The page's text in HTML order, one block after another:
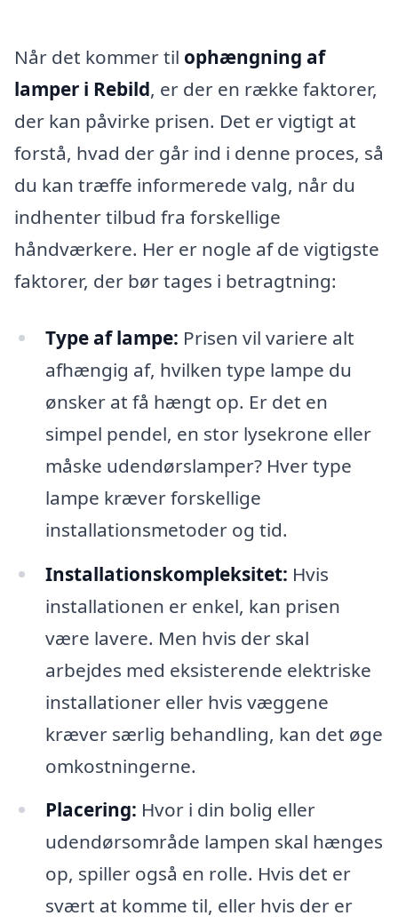
Når det kommer til ophængning af
lamper i Rebild, er der en række faktorer,
der kan påvirke prisen. Det er vigtigt at
forstå, hvad der går ind i denne proces, så
du kan træffe informerede valg, når du
indhenter tilbud fra forskellige
håndværkere. Her er nogle af de vigtigste
faktorer, der bør tages i betragtning:
Type af lampe: Prisen vil variere alt
afhængig af, hvilken type lampe du
ønsker at få hængt op. Er det en
simpel pendel, en stor lysekrone eller
måske udendørslamper? Hver type
lampe kræver forskellige
installationsmetoder og tid.
Installationskompleksitet: Hvis
installationen er enkel, kan prisen
være lavere. Men hvis der skal
arbejdes med eksisterende elektriske
installationer eller hvis væggene
kræver særlig behandling, kan det øge
omkostningerne.
Placering: Hvor i din bolig eller
udendørsområde lampen skal hænges
op, spiller også en rolle. Hvis det er
svært at komme til, eller hvis der er